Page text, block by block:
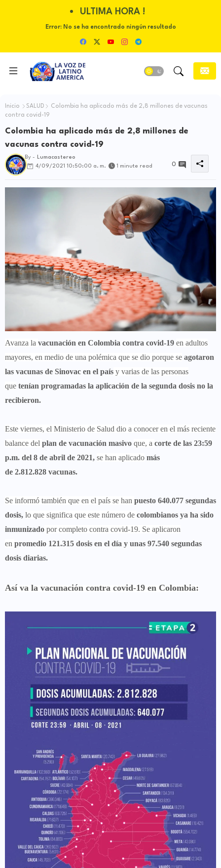
ULTIMA HORA !
Error:No se ha encontrado ningún resultado
Inicio SALUD
Colombia ha aplicado más de 2,8 millones de vacunas
contra covid-19
Colombia ha aplicado más de 2,8 millones de
vacunas contra covid-19
By -
Lumacastereo
4/09/2021 10:50:00 a. m.
1 minute read 0
Avanza la vacunación en Colombia contra covid-19 en adultos
mayores, en medio de una polémica que se dio porque se agotaron
las vacunas de Sinovac en el país y varias de las personas
que tenían programadas la aplicación de la segunda dosis no la
recibieron.
Este viernes, el Ministerio de Salud dio a conocer en el más reciente
balance del plan de vacunación masivo que, a corte de las 23:59
p.m. del 8 de abril de 2021, se han aplicado más
de 2.812.828 vacunas.
Se informó también que en el país se han puesto 640.077 segundas
dosis, lo que significa que este número de colombianos ya ha sido
inmunizado por completo contra covid-19. Se aplicaron
en promedio 121.315 dosis en el día y unas 97.540 segundas
dosis diarias.
Así va la vacunación contra covid-19 en Colombia: